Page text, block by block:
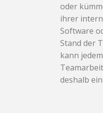
oder
ihrer
Software
Stand der
kann
deshalb